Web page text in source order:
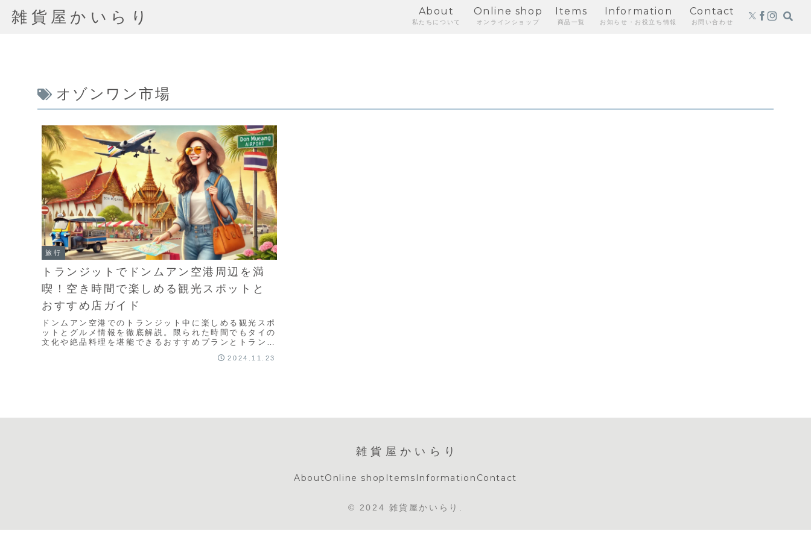
雑貨屋かいらり About
私たちについて
Online shop
オンラインショップ
Items
商品一覧
Information
お知らせ・お役立ち情報
Contact
お問い合わせ
オゾンワン市場
旅行
トランジットでドンムアン空港周辺を満
喫！空き時間で楽しめる観光スポットと
おすすめ店ガイド
ドンムアン空港でのトランジット中に楽しめる観光スポ
ットとグルメ情報を徹底解説。限られた時間でもタイの
文化や絶品料理を堪能できるおすすめプランとトランジ
2024.11.23
雑貨屋かいらり
AboutOnline shop Items Information Contact
© 2024 雑貨屋かいらり.